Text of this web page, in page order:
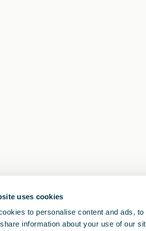
uses cookies
to personalise content and ads,
information about your use of our